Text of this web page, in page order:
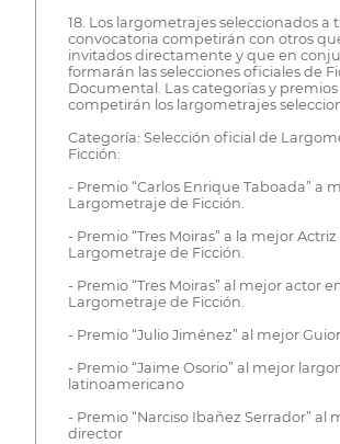
18. Los largometrajes seleccionados a
convocatoria competirán con otros
invitados directamente y que en
formarán las selecciones oficiales de
Documental. Las categorías y
competirán los largometrajes
Categoría: Selección oficial de
Ficción:
- Premio “Carlos Enrique Taboada” a
Largometraje de Ficción.
- Premio “Tres Moiras” a la mejor Actriz
Largometraje de Ficción.
- Premio “Tres Moiras” al mejor actor
Largometraje de Ficción.
- Premio “Julio Jiménez” al mejor
- Premio “Jaime Osorio” al mejor
latinoamericano
- Premio “Narciso Ibañez Serrador” al
director